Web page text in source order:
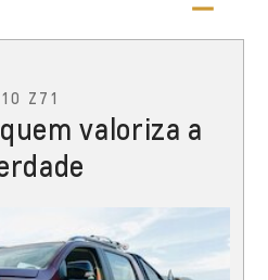
Z71
valoriza a